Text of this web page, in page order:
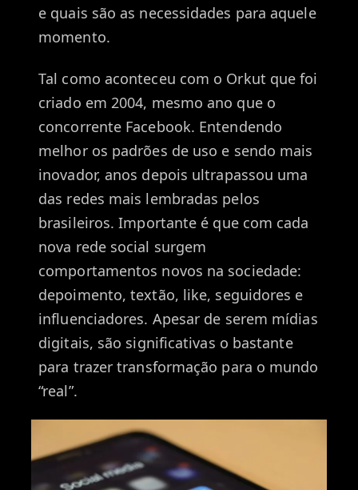
e quais são as necessidades para aquele
momento.
Tal como aconteceu com o Orkut que foi
criado em 2004, mesmo ano que o
concorrente Facebook. Entendendo
melhor os padrões de uso e sendo mais
inovador, anos depois ultrapassou uma
das redes mais lembradas pelos
brasileiros. Importante é que com cada
nova rede social surgem
comportamentos novos na sociedade:
depoimento, textão, like, seguidores e
influenciadores. Apesar de serem mídias
digitais, são significativas o bastante
para trazer transformação para o mundo
“real”.